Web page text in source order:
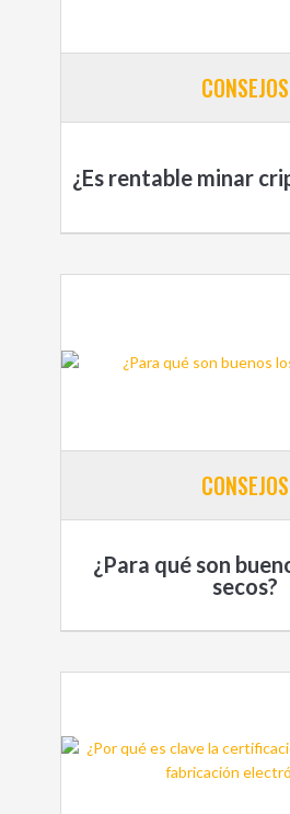
CONSEJOS
¿Es rentable minar
CONSEJOS
¿Para qué son
secos?